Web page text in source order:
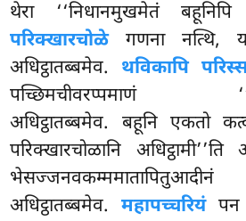
थेरा ‘‘निधानमुखमेतं बहूनिपि
परिक्खारचोळेगणना नत्थि,
अधिट्ठातब्बमेव. थविकापि
पच्छिमचीवरप्पमाणं
अधिट्ठातब्बमेव. बहूनि एकतो
परिक्खारचोळानि अधिट्ठामी’’ति
अधिट्ठातब्बमेव. महापच्चरियंपन